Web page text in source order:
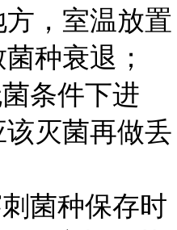
，室温放置
种衰退；
条件下进
灭菌再做丢
菌种保存时